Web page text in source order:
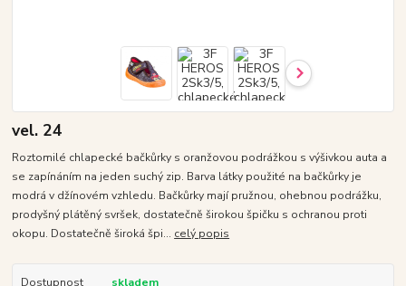
vel. 24
Roztomilé chlapecké bačkůrky s oranžovou podrážkou s výšivkou auta a
se zapínáním na jeden suchý zip. Barva látky použité na bačkůrky je
modrá v džínovém vzhledu. Bačkůrky mají pružnou, ohebnou podrážku,
prodyšný plátěný svršek, dostatečně širokou špičku s ochranou proti
okopu. Dostatečně široká špi... celý popis
Dostupnost
skladem